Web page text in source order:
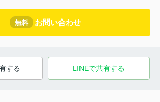
無料 お問い合わせ
する LINEで共有する